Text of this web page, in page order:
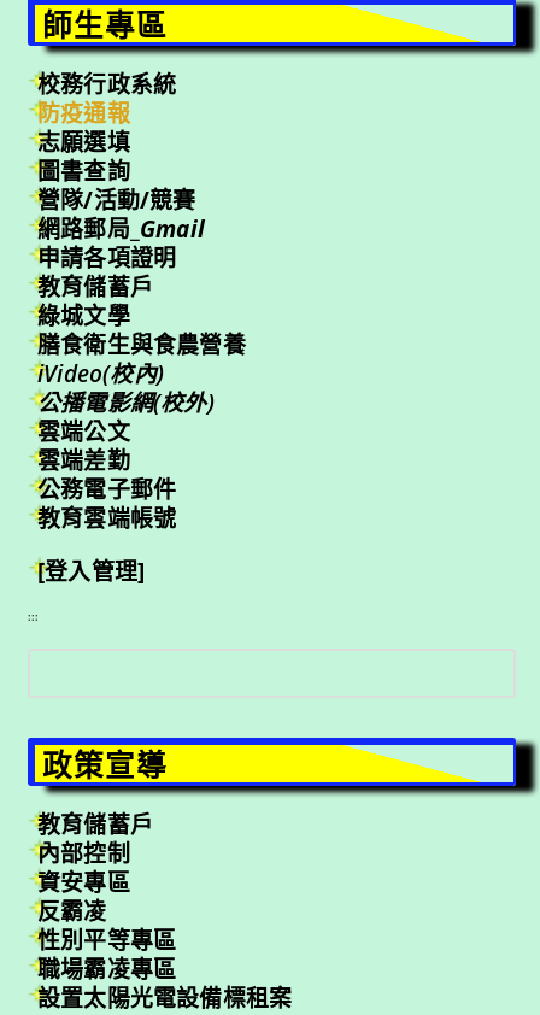
師生專區
校務行政系統
防疫通報
志願選填
圖書查詢
營隊/活動/競賽
網路郵局_ Gmail
申請各項證明
教育儲蓄戶
綠城文學
膳食衛生與食農營養
iVideo(校內)
公播電影網(校外)
雲端公文
雲端差勤
公務電子郵件
教育雲端帳號
[登入管理]
:::
搜
尋
政策宣導
教育儲蓄戶
內部控制
資安專區
反霸凌
性別平等專區
職場霸凌專區
設置太陽光電設備標租案